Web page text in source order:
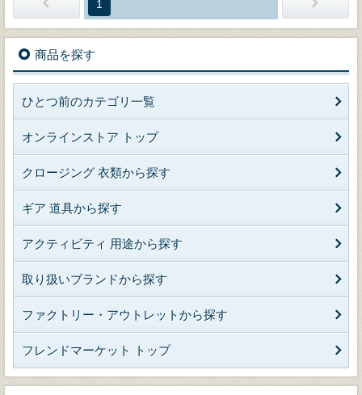
1
商品を探す
ひとつ前のカテゴリ一覧
オンラインストア トップ
クロージング 衣類から探す
ギア 道具から探す
アクティビティ 用途から探す
取り扱いブランドから探す
ファクトリー・アウトレットから探す
フレンドマーケット トップ